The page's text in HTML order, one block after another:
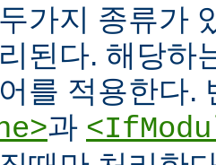
가지 종류가
된다. 해당하
를 적용한다.
과